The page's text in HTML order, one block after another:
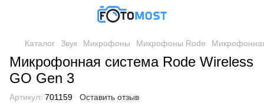
Каталог Звук Микрофоны Микрофоны Rode
Микрофонная система Rode Wireless
GO Gen 3
Артикул: 701159 Оставить отзыв